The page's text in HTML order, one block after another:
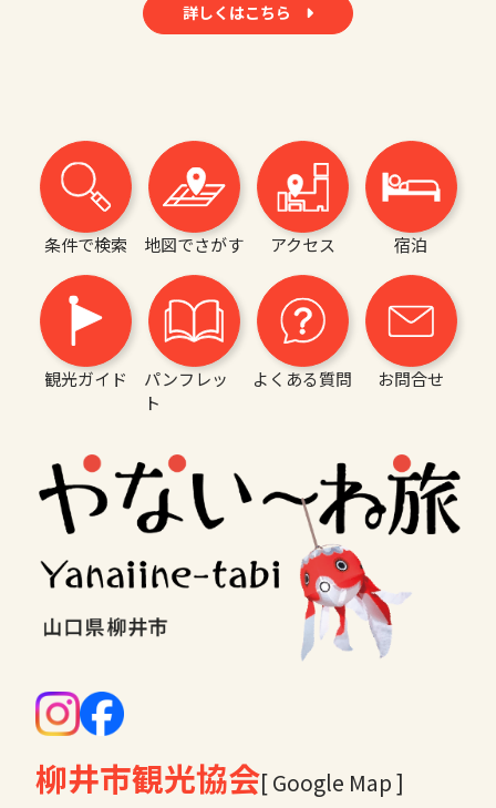
詳しくはこちら
条件で検索 地図でさがす アクセス 宿泊
観光ガイド
パンフレッ
ト
よくある質問 お問合せ
柳井市観光協会[ Google Map ]